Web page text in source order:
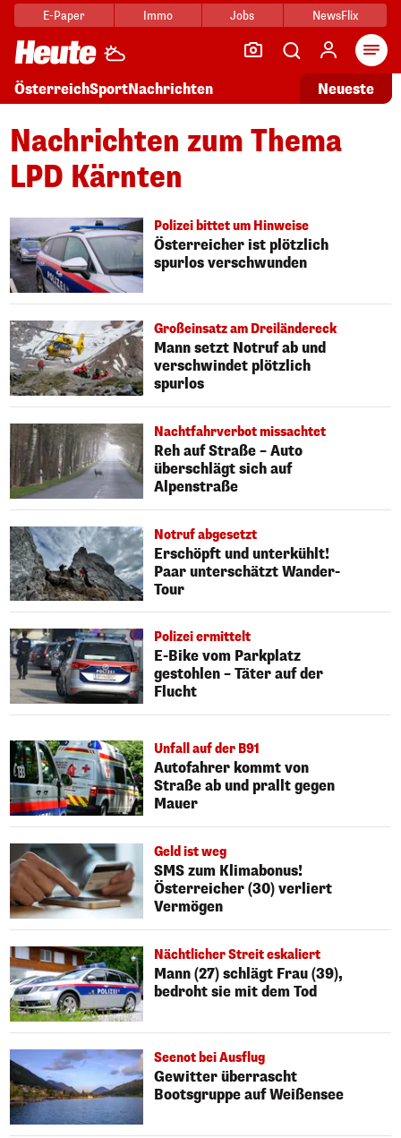
E-Paper Immo Jobs NewsFlix
ÖsterreichSportNachrichten Neueste
Nachrichten zum Thema
LPD Kärnten
Polizei bittet um Hinweise
Österreicher ist plötzlich
spurlos verschwunden
Großeinsatz am Dreiländereck
Mann setzt Notruf ab und
verschwindet plötzlich
spurlos
Nachtfahrverbot missachtet
Reh auf Straße – Auto
überschlägt sich auf
Alpenstraße
Notruf abgesetzt
Erschöpft und unterkühlt!
Paar unterschätzt Wander-
Tour
Polizei ermittelt
E-Bike vom Parkplatz
gestohlen – Täter auf der
Flucht
Unfall auf der B91
Autofahrer kommt von
Straße ab und prallt gegen
Mauer
Geld ist weg
SMS zum Klimabonus!
Österreicher (30) verliert
Vermögen
Nächtlicher Streit eskaliert
Mann (27) schlägt Frau (39),
bedroht sie mit dem Tod
Seenot bei Ausflug
Gewitter überrascht
Bootsgruppe auf Weißensee